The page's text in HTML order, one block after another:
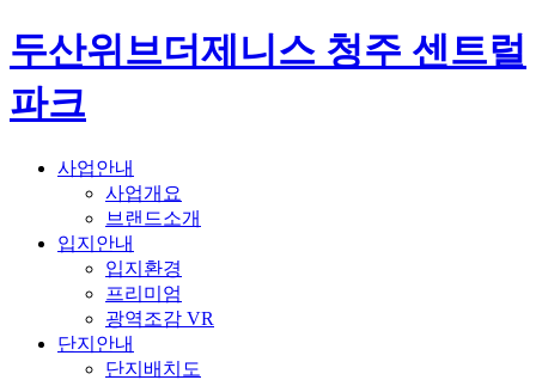
두산위브더제니스 청주 센트럴
파크
사업안내
사업개요
브랜드소개
입지안내
입지환경
프리미엄
광역조감 VR
단지안내
단지배치도